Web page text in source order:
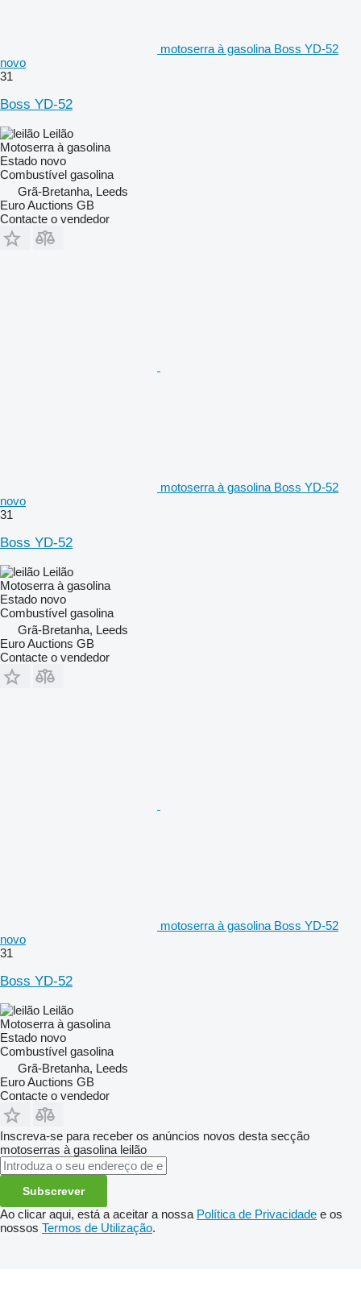
motoserra à gasolina Boss YD-52
novo
31
Boss YD-52
Leilão
Motoserra à gasolina
Estado novo
Combustível gasolina
Grã-Bretanha, Leeds
Euro Auctions GB
Contacte o vendedor
motoserra à gasolina Boss YD-52
novo
31
Boss YD-52
Leilão
Motoserra à gasolina
Estado novo
Combustível gasolina
Grã-Bretanha, Leeds
Euro Auctions GB
Contacte o vendedor
motoserra à gasolina Boss YD-52
novo
31
Boss YD-52
Leilão
Motoserra à gasolina
Estado novo
Combustível gasolina
Grã-Bretanha, Leeds
Euro Auctions GB
Contacte o vendedor
Inscreva-se para receber os anúncios novos desta secção
motoserras à gasolina leilão
Subscrever
Ao clicar aqui, está a aceitar a nossa Política de Privacidade e os
nossos Termos de Utilização.